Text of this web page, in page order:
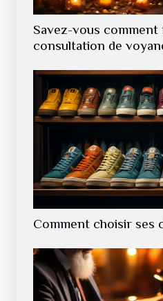
Savez-vous comment
consultation de
Comment choisir ses